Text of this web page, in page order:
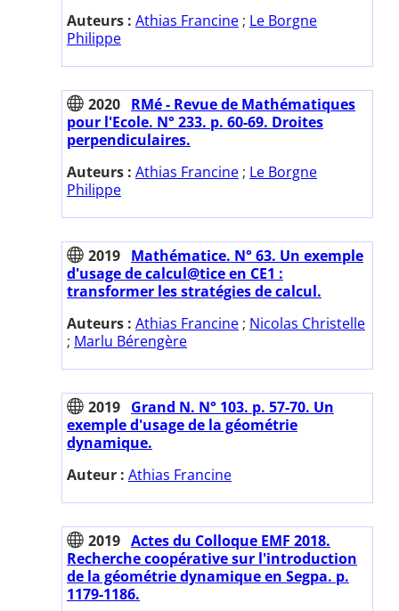
Auteurs : Athias Francine ; Le Borgne
Philippe
2020 RMé - Revue de Mathématiques
pour l'Ecole. N° 233. p. 60-69. Droites
perpendiculaires.
Auteurs : Athias Francine ; Le Borgne
Philippe
2019 Mathématice. N° 63. Un exemple
d'usage de calcul@tice en CE1 :
transformer les stratégies de calcul.
Auteurs : Athias Francine ; Nicolas Christelle
; Marlu Bérengère
2019 Grand N. N° 103. p. 57-70. Un
exemple d'usage de la géométrie
dynamique.
Auteur : Athias Francine
2019 Actes du Colloque EMF 2018.
Recherche coopérative sur l'introduction
de la géométrie dynamique en Segpa. p.
1179-1186.